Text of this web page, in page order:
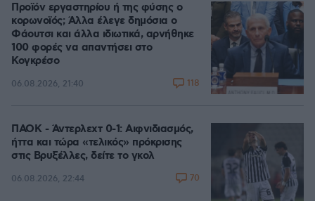
Προϊόν εργαστηρίου ή της φύσης ο
κορωνοϊός; Άλλα έλεγε δημόσια ο
Φάουτσι και άλλα ιδιωτικά, αρνήθηκε
100 φορές να απαντήσει στο
Κογκρέσο
06.08.2026, 21:40 118
ΠΑΟΚ - Άντερλεχτ 0-1: Αιφνιδιασμός,
ήττα και τώρα «τελικός» πρόκρισης
στις Βρυξέλλες, δείτε το γκολ
06.08.2026, 22:44 70